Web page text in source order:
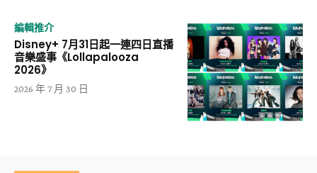
編輯推介
Disney+ 7月31日起一連四日直播
音樂盛事《Lollapalooza
2026》
2026 年 7 月 30 日